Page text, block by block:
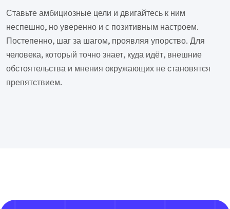
Ставьте амбициозные цели и двигайтесь к ним
неспешно, но уверенно и с позитивным настроем.
Постепенно, шаг за шагом, проявляя упорство. Для
человека, который точно знает, куда идёт, внешние
обстоятельства и мнения окружающих не становятся
препятствием.